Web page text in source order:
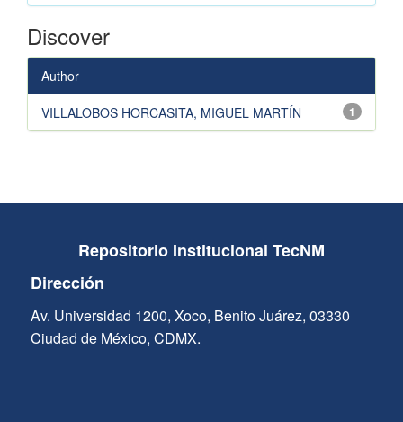
Discover
Author
1
VILLALOBOS HORCASITA, MIGUEL MARTÍN
Repositorio Institucional TecNM
Dirección
Av. Universidad 1200, Xoco, Benito Juárez, 03330
Ciudad de México, CDMX.